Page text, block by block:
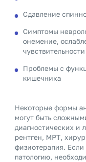
Сдавление
Симптомы
онемение,
Проблемы с
кишечника
Некоторые формы
могут быть
диагностических и
рентген, МРТ,
физиотерапия. Если
патологию,